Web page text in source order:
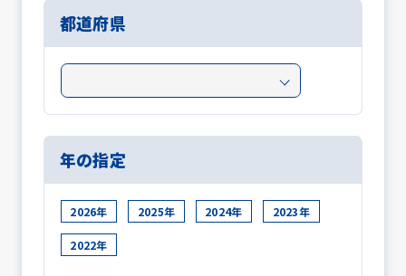
都道府県
年の指定
2026年 2025年 2024年 2023年
2022年